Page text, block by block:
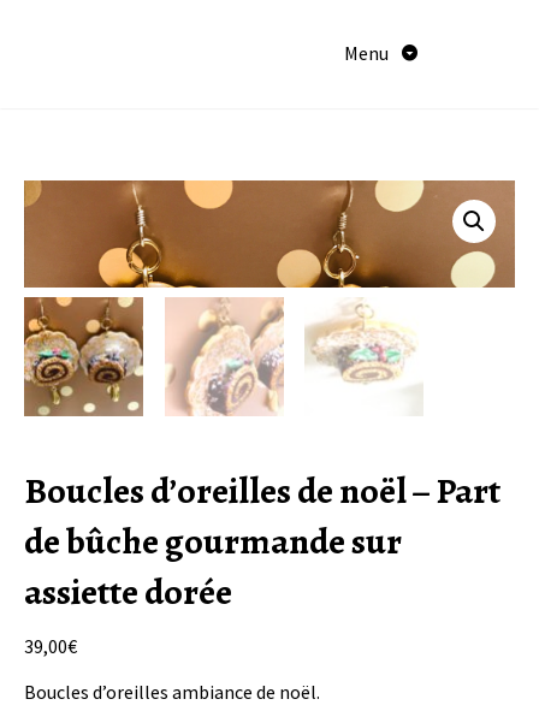
Menu
Boucles d’oreilles de noël – Part
de bûche gourmande sur
assiette dorée
39,00€
Boucles d’oreilles ambiance de noël.